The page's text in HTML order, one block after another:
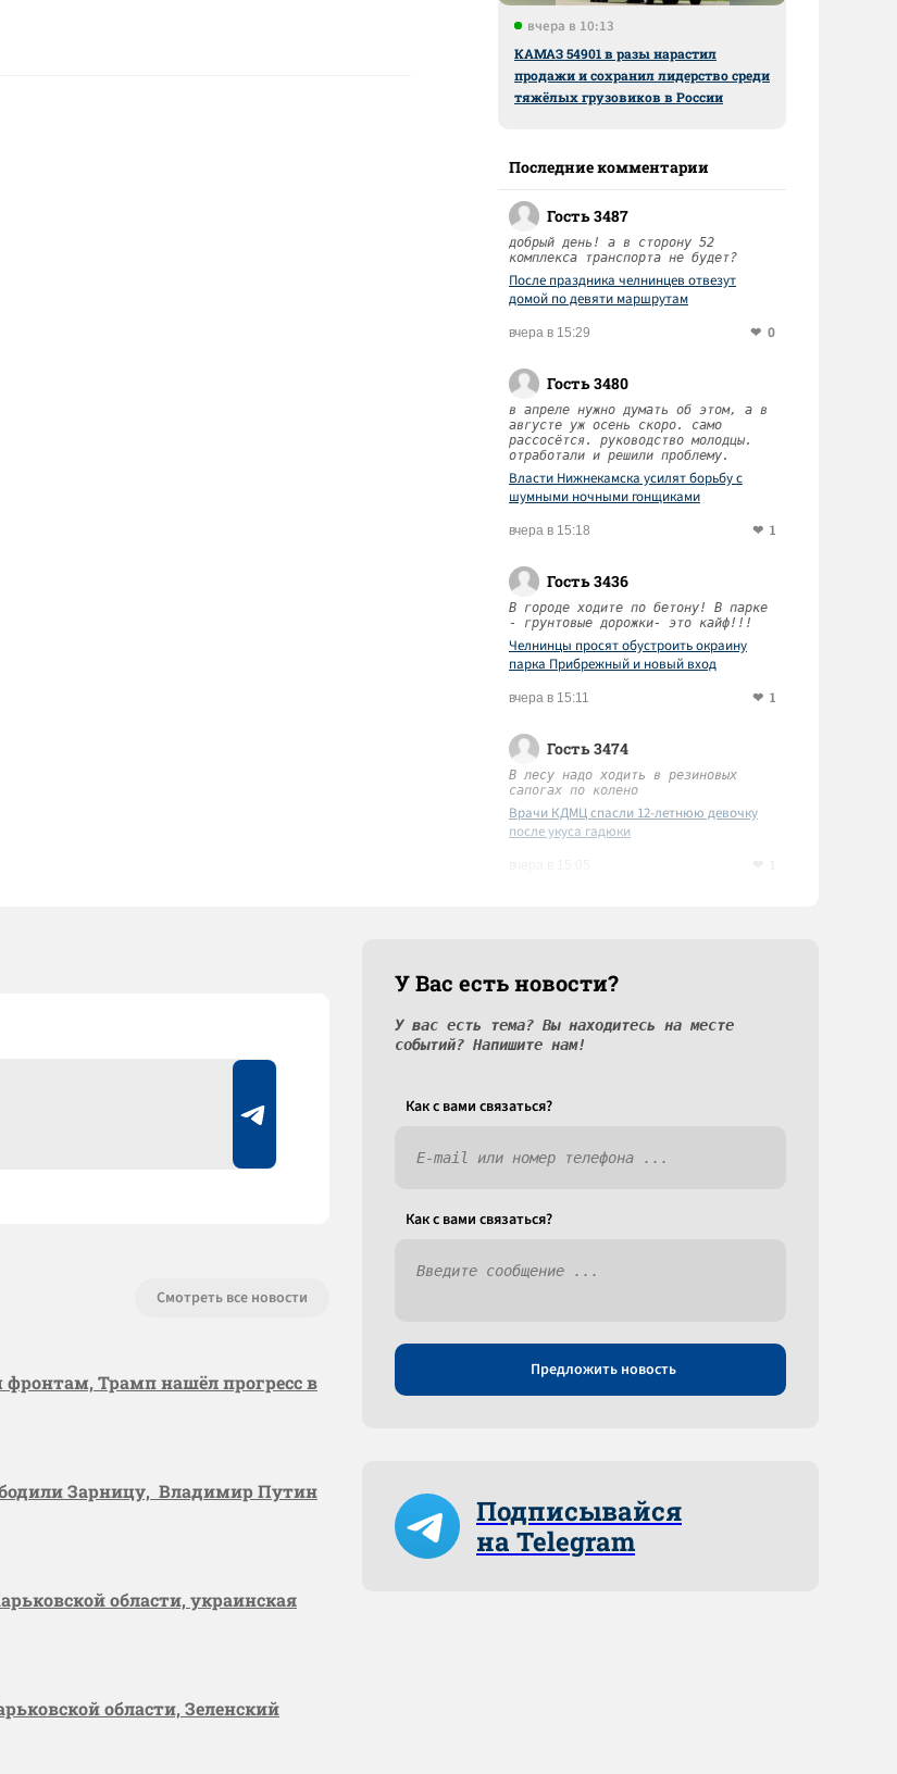
вчера в 10:13
КАМАЗ 54901 в разы нарастил
продажи и сохранил лидерство среди
тяжёлых грузовиков в России
Последние комментарии
Гость 3487
добрый день! а в сторону 52
комплекса транспорта не будет?
После праздника челнинцев отвезут
домой по девяти маршрутам
вчера в 15:29 0
Гость 3480
в апреле нужно думать об этом, а в
августе уж осень скоро. само
рассосётся. руководство молодцы.
отработали и решили проблему.
Власти Нижнекамска усилят борьбу с
шумными ночными гонщиками
вчера в 15:18 1
Гость 3436
В городе ходите по бетону! В парке
- грунтовые дорожки- это кайф!!!
Челнинцы просят обустроить окраину
парка Прибрежный и новый вход
вчера в 15:11 1
Гость 3474
В лесу надо ходить в резиновых
сапогах по колено
Врачи КДМЦ спасли 12-летнюю девочку
после укуса гадюки
Смотреть все новости
фронтам, Трамп нашёл прогресс в
Зарницу, Владимир Путин
области, украинская
области, Зеленский
У Вас есть новости?
У вас есть тема? Вы находитесь на месте
событий? Напишите нам!
Как c вами связаться?
Как c вами связаться?
Предложить новость
Подписывайся
на Telegram